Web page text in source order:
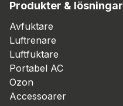
Produkter & lösningar
Avfuktare
Luftrenare
Luftfuktare
Portabel AC
Ozon
Accessoarer